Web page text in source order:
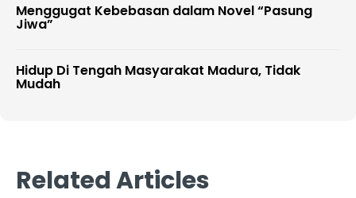
Menggugat Kebebasan dalam Novel “Pasung
Jiwa”
Hidup Di Tengah Masyarakat Madura, Tidak
Mudah
Related Articles